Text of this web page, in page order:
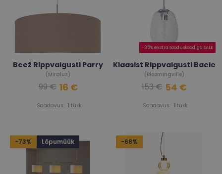
Beež Rippvalgusti Parry
(Miraluz)
Saadavus: 1tükk
99 € 16 €
-35% ekstra sooduskoodiga SALE
Klaasist Rippvalgusti Baele
(Bloomingville)
Saadavus: 1tükk
153 € 54 €
-73% Lõpumüük -68%